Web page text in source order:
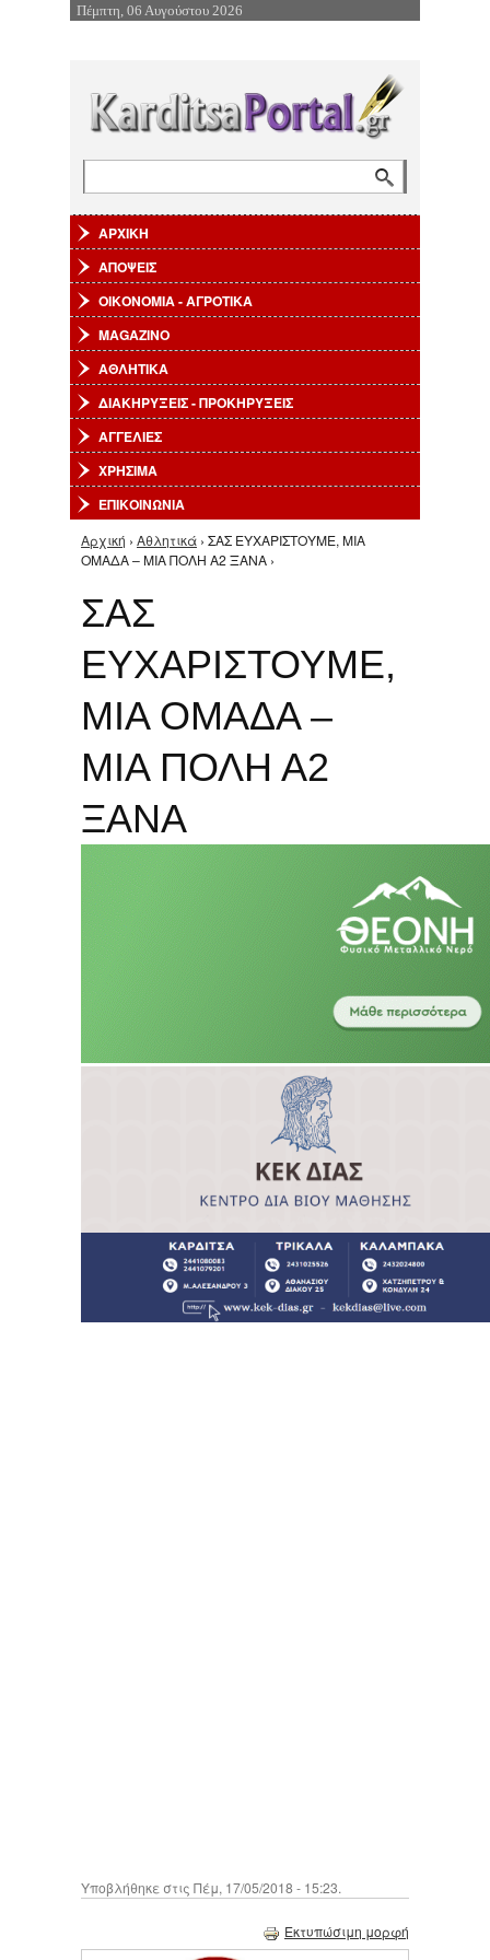
Επιστροφή στην Πλοήγηση
Πέμπτη, 06 Αυγούστου 2026
ΑΡΧΙΚΗ
ΑΠΟΨΕΙΣ
ΟΙΚΟΝΟΜΙΑ - ΑΓΡΟΤΙΚΑ
MAGAZINO
ΑΘΛΗΤΙΚΑ
ΔΙΑΚΗΡΥΞΕΙΣ - ΠΡΟΚΗΡΥΞΕΙΣ
ΑΓΓΕΛΙΕΣ
ΧΡΗΣΙΜΑ
ΕΠΙΚΟΙΝΩΝΙΑ
Είστε εδώ
Αρχική › Αθλητικά › ΣΑΣ ΕΥΧΑΡΙΣΤΟΥΜΕ, ΜΙΑ
ΟΜΑΔΑ – ΜΙΑ ΠΟΛΗ Α2 ΞΑΝΑ ›
ΣΑΣ
ΕΥΧΑΡΙΣΤΟΥΜΕ,
ΜΙΑ ΟΜΑΔΑ –
ΜΙΑ ΠΟΛΗ Α2
ΞΑΝΑ
Υποβλήθηκε στις Πέμ, 17/05/2018 - 15:23.
Εκτυπώσιμη μορφή